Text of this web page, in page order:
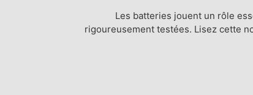
​Les batteries jouent un rôle
rigoureusement testées. Lisez cette